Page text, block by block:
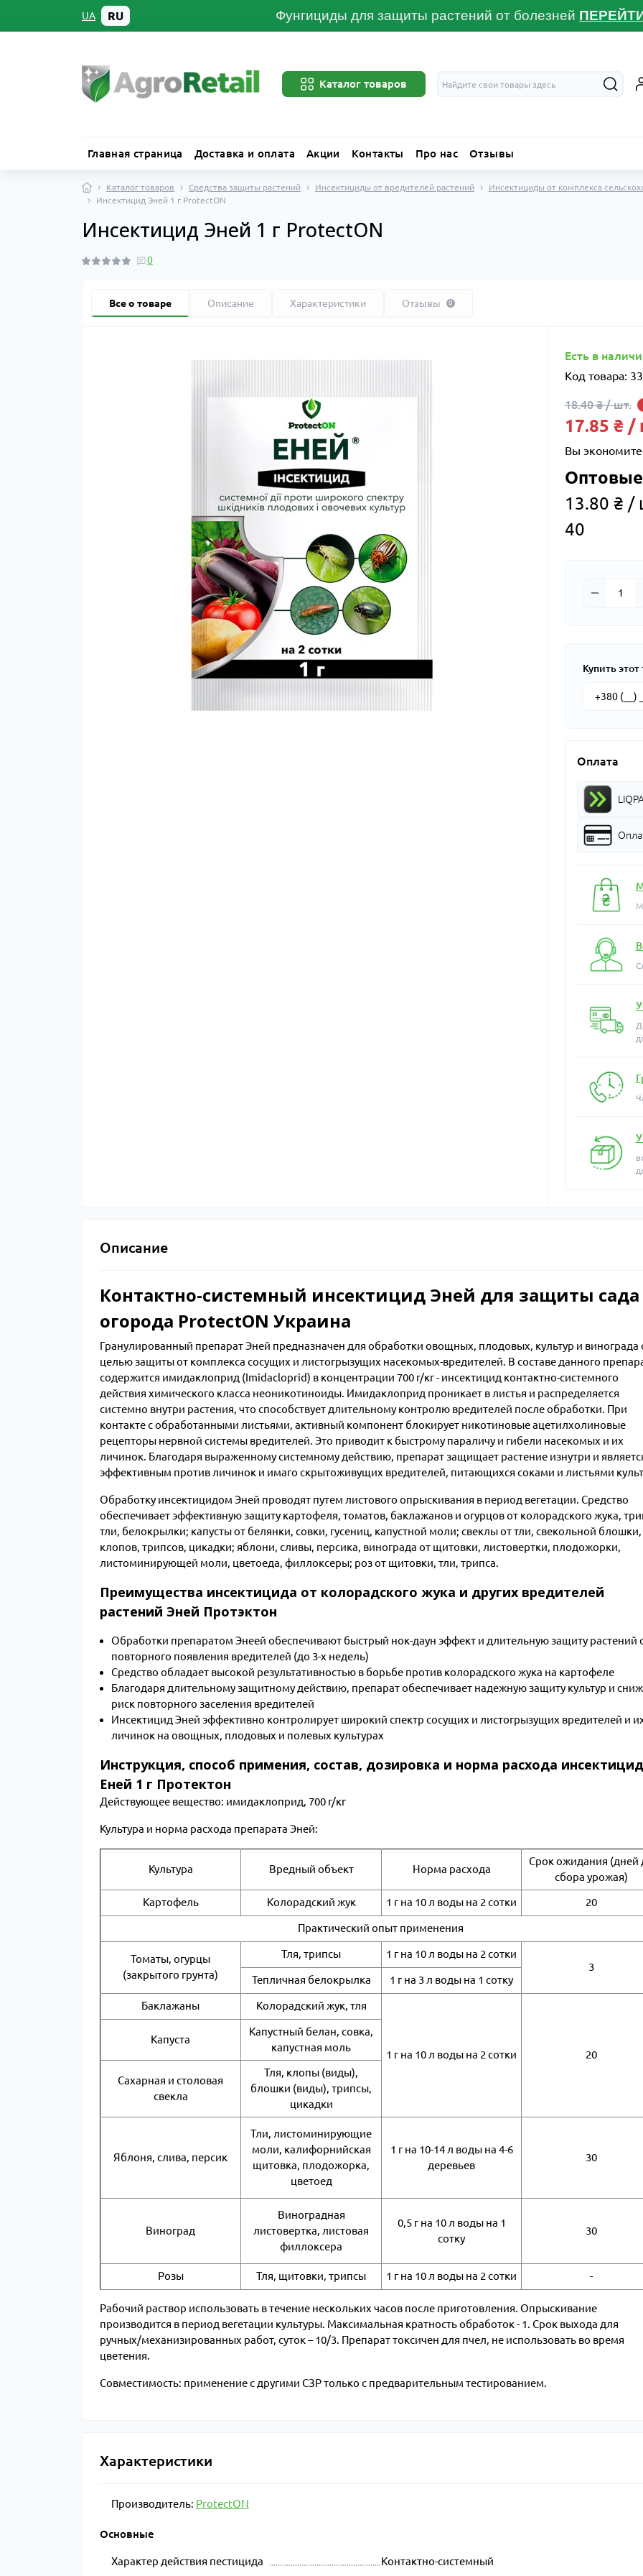
UA RU Фунгициды для защиты растений от болезней
Каталог товаров
Главная страница Доставка и оплата Акции Контакты Про нас Отзывы
Каталог товаров Средства защиты растений Инсектициды от вредителей растений
Инсектициды от комплекса
Инсектицид Эней 1 г ProtectON
Инсектицид Эней 1 г ProtectON
0
Все о товаре Описание Характеристики Отзывы 0
Есть в
Код товара:
18.40 ₴ / шт.
17.85 ₴ /
Вы
13.80 ₴ /
40
Купить
Оплата
Описание
Контактно-системный инсектицид Эней для защиты сада
огорода ProtectON Украина
Гранулированный препарат Эней предназначен для обработки овощных, плодовых, культур и винограда
целью защиты от комплекса сосущих и листогрызущих насекомых-вредителей. В составе данного
содержится имидаклоприд (Imidacloprid) в концентрации 700 г/кг - инсектицид контактно-системного
действия химического класса неоникотиноиды. Имидаклоприд проникает в листья и распределяется
системно внутри растения, что способствует длительному контролю вредителей после обработки. При
контакте с обработанными листьями, активный компонент блокирует никотиновые ацетилхолиновые
рецепторы нервной системы вредителей. Это приводит к быстрому параличу и гибели насекомых и их
личинок. Благодаря выраженному системному действию, препарат защищает растение изнутри и
эффективным против личинок и имаго скрытоживущих вредителей, питающихся соками и листьями
Обработку инсектицидом Эней проводят путем листового опрыскивания в период вегетации. Средство
обеспечивает эффективную защиту картофеля, томатов, баклажанов и огурцов от колорадского жука,
тли, белокрылки; капусты от белянки, совки, гусениц, капустной моли; свеклы от тли, свекольной блошки,
клопов, трипсов, цикадки; яблони, сливы, персика, винограда от щитовки, листовертки, плодожорки,
листоминирующей моли, цветоеда, филлоксеры; роз от щитовки, тли, трипса.
Преимущества инсектицида от колорадского жука и других вредителей
растений Эней Протэктон
Обработки препаратом Энеей обеспечивают быстрый нок-даун эффект и длительную защиту растений
повторного появления вредителей (до 3-х недель)
Средство обладает высокой результативностью в борьбе против колорадского жука на картофеле
Благодаря длительному защитному действию, препарат обеспечивает надежную защиту культур и
риск повторного заселения вредителей
Инсектицид Эней эффективно контролирует широкий спектр сосущих и листогрызущих вредителей и
личинок на овощных, плодовых и полевых культурах
Инструкция, способ примения, состав, дозировка и норма расхода
Еней 1 г Протектон
Действующее вещество: имидаклоприд, 700 г/кг
Культура и норма расхода препарата Эней:
Культура Вредный объект Норма расхода
Срок ожидания (дней
сбора урожая)
Картофель Колорадский жук 1 г на 10 л воды на 2 сотки 20
Практический опыт применения
Томаты, огурцы
(закрытого грунта)
Тля, трипсы
1 г на 10 л воды на 2 сотки
3
Тепличная белокрылка
1 г на 3 л воды на 1 сотку
Баклажаны Колорадский жук, тля
1 г на 10 л воды на 2 сотки 20
Капуста
Капустный белан, совка,
капустная моль
Сахарная и столовая
свекла
Тля, клопы (виды),
блошки (виды), трипсы,
цикадки
Яблоня, слива, персик
Тли, листоминирующие
моли, калифорнийская
щитовка, плодожорка,
цветоед
1 г на 10-14 л воды на 4-6
деревьев
30
Виноград
Виноградная
листовертка, листовая
филлоксера
0,5 г на 10 л воды на 1
сотку
30
Розы Тля, щитовки, трипсы 1 г на 10 л воды на 2 сотки -
Рабочий раствор использовать в течение нескольких часов после приготовления. Опрыскивание
производится в период вегетации культуры. Максимальная кратность обработок - 1. Срок выхода для
ручных/механизированных работ, суток – 10/3. Препарат токсичен для пчел, не использовать во время
цветения.
Совместимость: применение с другими СЗР только с предварительным тестированием.
Характеристики
Производитель: ProtectON
Основные
Характер действия пестицида Контактно-системный